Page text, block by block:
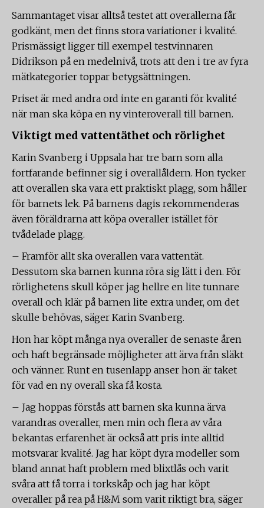
Sammantaget visar alltså testet att overallerna får
godkänt, men det finns stora variationer i kvalité.
Prismässigt ligger till exempel testvinnaren
Didrikson på en medelnivå, trots att den i tre av fyra
mätkategorier toppar betygsättningen.
Priset är med andra ord inte en garanti för kvalité
när man ska köpa en ny vinteroverall till barnen.
Viktigt med vattentäthet och rörlighet
Karin Svanberg i Uppsala har tre barn som alla
fortfarande befinner sig i overallåldern. Hon tycker
att overallen ska vara ett praktiskt plagg, som håller
för barnets lek. På barnens dagis rekommenderas
även föräldrarna att köpa overaller istället för
tvådelade plagg.
– Framför allt ska overallen vara vattentät.
Dessutom ska barnen kunna röra sig lätt i den. För
rörlighetens skull köper jag hellre en lite tunnare
overall och klär på barnen lite extra under, om det
skulle behövas, säger Karin Svanberg.
Hon har köpt många nya overaller de senaste åren
och haft begränsade möjligheter att ärva från släkt
och vänner. Runt en tusenlapp anser hon är taket
för vad en ny overall ska få kosta.
– Jag hoppas förstås att barnen ska kunna ärva
varandras overaller, men min och flera av våra
bekantas erfarenhet är också att pris inte alltid
motsvarar kvalité. Jag har köpt dyra modeller som
bland annat haft problem med blixtlås och varit
svåra att få torra i torkskåp och jag har köpt
overaller på rea på H&M som varit riktigt bra, säger